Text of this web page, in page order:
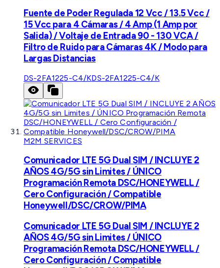
Fuente de Poder Regulada 12 Vcc / 13.5 Vcc /
15 Vcc para 4 Cámaras / 4 Amp (1 Amp por
Salida) / Voltaje de Entrada 90 - 130 VCA /
Filtro de Ruido para Cámaras 4K / Modo para
Largas Distancias
DS-2FA1225-C4/KDS-2FA1225-C4/K
M2M SERVICES
Comunicador LTE 5G Dual SIM / INCLUYE 2
AÑOS 4G/5G sin Limites / ÚNICO
Programación Remota DSC/HONEYWELL /
Cero Configuración / Compatible
Honeywell/DSC/CROW/PIMA
Comunicador LTE 5G Dual SIM / INCLUYE 2
AÑOS 4G/5G sin Limites / ÚNICO
Programación Remota DSC/HONEYWELL /
Cero Configuración / Compatible